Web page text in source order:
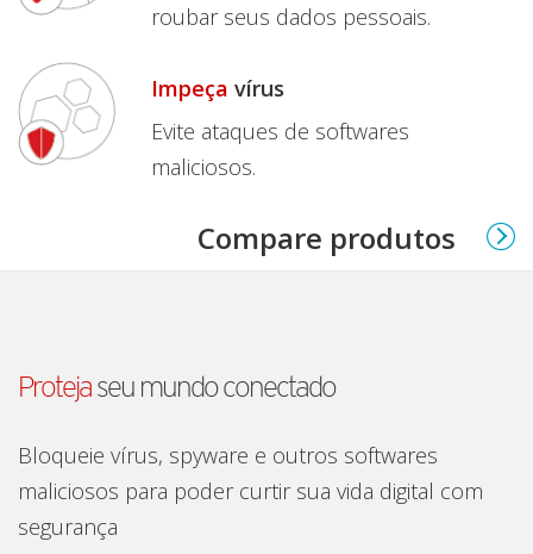
roubar seus dados pessoais.
Impeça vírus
Evite ataques de softwares
maliciosos.
Compare produtos
Protejaseu mundo conectado
Bloqueie vírus, spyware e outros softwares
maliciosos para poder curtir sua vida digital com
segurança